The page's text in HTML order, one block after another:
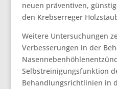
neuen präventiven,
den Krebserreger
Weitere Untersuchungen
Verbesserungen in der
Selbstreinigungsfunktion
Behandlungsrichtlinien in